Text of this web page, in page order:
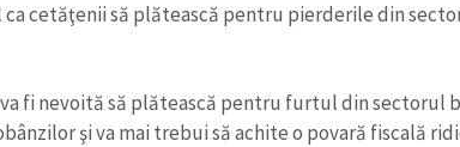
cetăţenii să plătească pentru pierderile din
va fi nevoită să plătească pentru furtul din sectorul
şi va mai trebui să achite o povară fiscală